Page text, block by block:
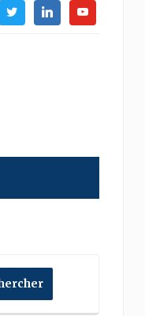
TwitterLinkedinYoutube